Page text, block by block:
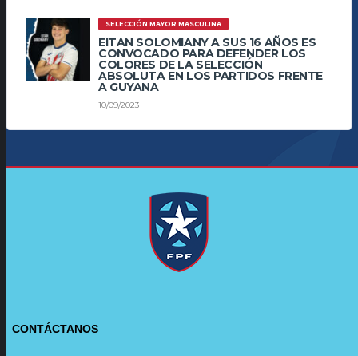
SELECCIÓN MAYOR MASCULINA
EITAN SOLOMIANY A SUS 16 AÑOS ES
CONVOCADO PARA DEFENDER LOS
COLORES DE LA SELECCIÓN
ABSOLUTA EN LOS PARTIDOS FRENTE
A GUYANA
10/09/2023
CONTÁCTANOS